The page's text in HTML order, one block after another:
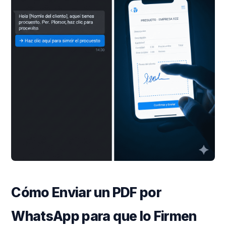
Cómo Enviar un PDF por
WhatsApp para que lo Firmen